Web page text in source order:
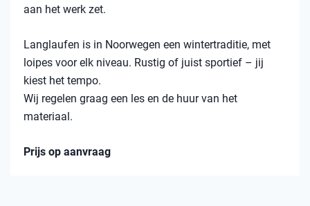
aan het werk zet.
Langlaufen is in Noorwegen een wintertraditie, met
loipes voor elk niveau. Rustig of juist sportief – jij
kiest het tempo.
Wij regelen graag een les en de huur van het
materiaal.
Prijs op aanvraag